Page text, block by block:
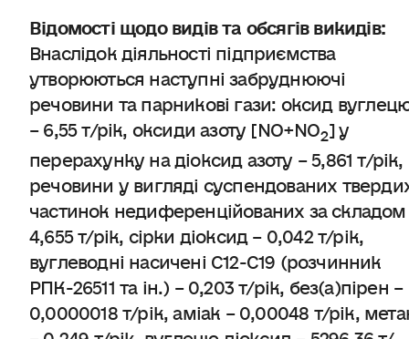
Відомості щодо видів та обсягів викидів:
Внаслідок діяльності підприємства
утворюються наступні забруднюючі
речовини та парникові гази: оксид
– 6,55 т/рік, оксиди азоту [NO+NO2] у
перерахунку на діоксид азоту – 5,861 т/рік,
речовини у вигляді суспендованих
частинок недиференційованих за
4,655 т/рік, сірки діоксид – 0,042 т/рік,
вуглеводні насичені C12-C19 (розчинник
РПК-26511 та ін.) – 0,203 т/рік, без(а)пірен –
0,0000018 т/рік, аміак – 0,00048 т/рік,